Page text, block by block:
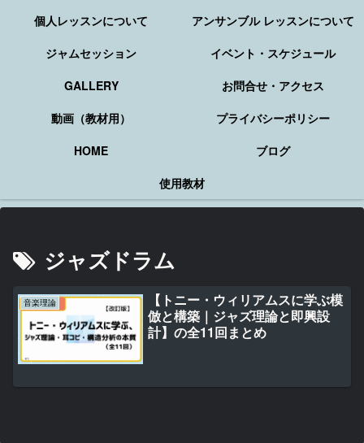
個人レッスンについて
アンサンブル レッスンについて
ジャムセッション
イベント・スケジュール
GALLERY
お問合せ・アクセス
動画（教材用）
プライバシーポリシー
HOME
ブログ
使用教材
ジャズドラム
音楽理論
【トニー・ウィリアムスに学ぶ模
倣と構築｜ジャズ理論と即興設
計】の全11回まとめ